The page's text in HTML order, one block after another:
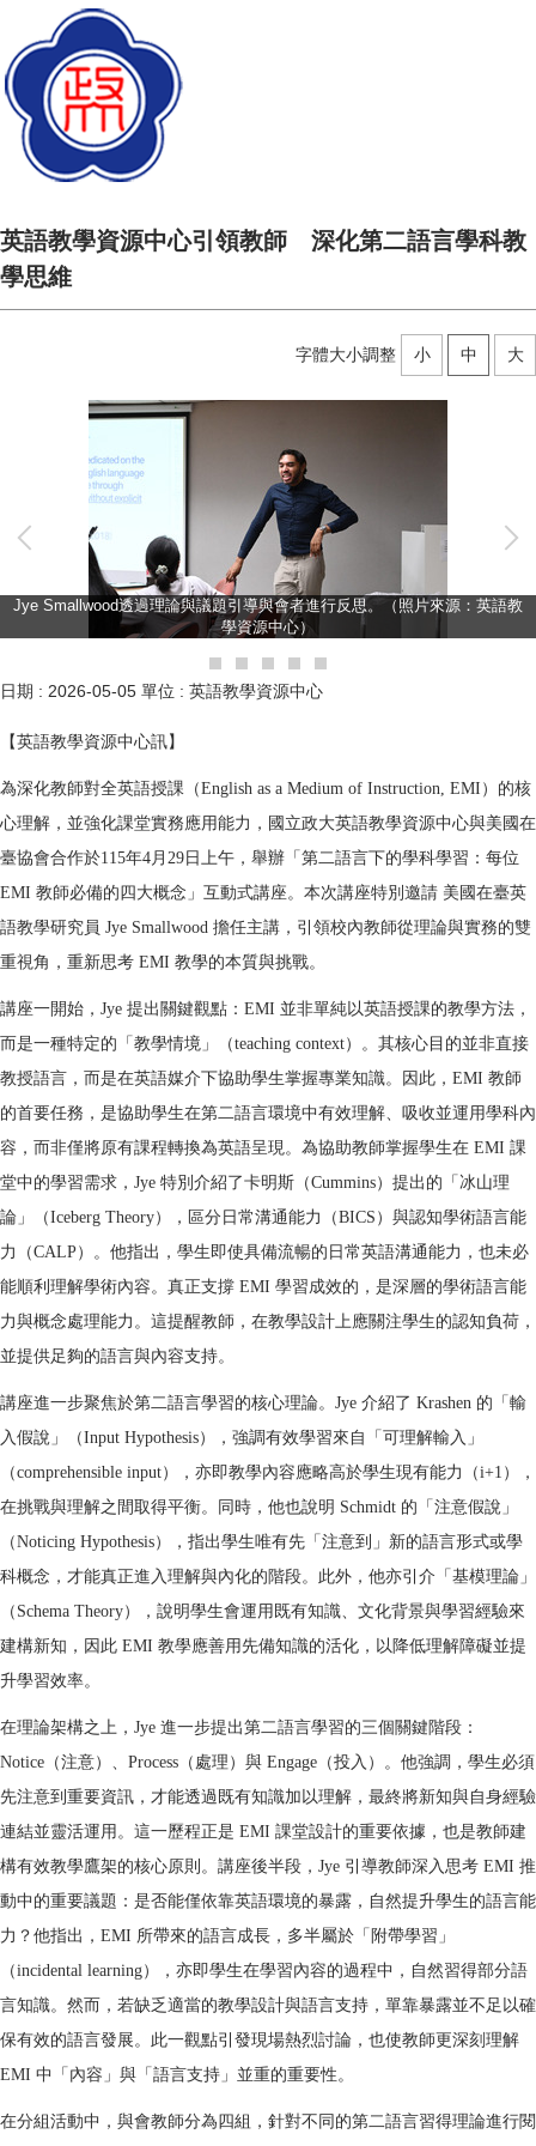
英語教學資源中心引領教師 深化第二語言學科教
學思維
字體大小調整 小 中 大
Jye Smallwood透過理論與議題引導與會者進行反思。（照片來源：英語教
學資源中心）
日期 : 2026-05-05 單位 : 英語教學資源中心
【英語教學資源中心訊】
為深化教師對全英語授課（English as a Medium of Instruction, EMI）的核
心理解，並強化課堂實務應用能力，國立政大英語教學資源中心與美國在
臺協會合作於115年4月29日上午，舉辦「第二語言下的學科學習：每位
EMI 教師必備的四大概念」互動式講座。本次講座特別邀請 美國在臺英
語教學研究員 Jye Smallwood 擔任主講，引領校內教師從理論與實務的雙
重視角，重新思考 EMI 教學的本質與挑戰。
講座一開始，Jye 提出關鍵觀點：EMI 並非單純以英語授課的教學方法，
而是一種特定的「教學情境」（teaching context）。其核心目的並非直接
教授語言，而是在英語媒介下協助學生掌握專業知識。因此，EMI 教師
的首要任務，是協助學生在第二語言環境中有效理解、吸收並運用學科內
容，而非僅將原有課程轉換為英語呈現。為協助教師掌握學生在 EMI 課
堂中的學習需求，Jye 特別介紹了卡明斯（Cummins）提出的「冰山理
論」（Iceberg Theory），區分日常溝通能力（BICS）與認知學術語言能
力（CALP）。他指出，學生即使具備流暢的日常英語溝通能力，也未必
能順利理解學術內容。真正支撐 EMI 學習成效的，是深層的學術語言能
力與概念處理能力。這提醒教師，在教學設計上應關注學生的認知負荷，
並提供足夠的語言與內容支持。
講座進一步聚焦於第二語言學習的核心理論。Jye 介紹了 Krashen 的「輸
入假說」（Input Hypothesis），強調有效學習來自「可理解輸入」
（comprehensible input），亦即教學內容應略高於學生現有能力（i+1），
在挑戰與理解之間取得平衡。同時，他也說明 Schmidt 的「注意假說」
（Noticing Hypothesis），指出學生唯有先「注意到」新的語言形式或學
科概念，才能真正進入理解與內化的階段。此外，他亦引介「基模理論」
（Schema Theory），說明學生會運用既有知識、文化背景與學習經驗來
建構新知，因此 EMI 教學應善用先備知識的活化，以降低理解障礙並提
升學習效率。
在理論架構之上，Jye 進一步提出第二語言學習的三個關鍵階段：
Notice（注意）、Process（處理）與 Engage（投入）。他強調，學生必須
先注意到重要資訊，才能透過既有知識加以理解，最終將新知與自身經驗
連結並靈活運用。這一歷程正是 EMI 課堂設計的重要依據，也是教師建
構有效教學鷹架的核心原則。講座後半段，Jye 引導教師深入思考 EMI 推
動中的重要議題：是否能僅依靠英語環境的暴露，自然提升學生的語言能
力？他指出，EMI 所帶來的語言成長，多半屬於「附帶學習」
（incidental learning），亦即學生在學習內容的過程中，自然習得部分語
言知識。然而，若缺乏適當的教學設計與語言支持，單靠暴露並不足以確
保有效的語言發展。此一觀點引發現場熱烈討論，也使教師更深刻理解
EMI 中「內容」與「語言支持」並重的重要性。
在分組活動中，與會教師分為四組，針對不同的第二語言習得理論進行閱